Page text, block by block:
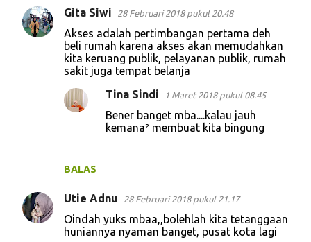
Gita Siwi 28 Februari 2018 pukul 20.48
Akses adalah pertimbangan pertama deh
beli rumah karena akses akan memudahkan
kita keruang publik, pelayanan publik, rumah
sakit juga tempat belanja
BALAS
Tina Sindi 1 Maret 2018 pukul 08.45
Bener banget mba....kalau jauh
kemana² membuat kita bingung
Utie Adnu 28 Februari 2018 pukul 21.17
Oindah yuks mbaa,,bolehlah kita tetanggaan
huniannya nyaman banget, pusat kota lagi